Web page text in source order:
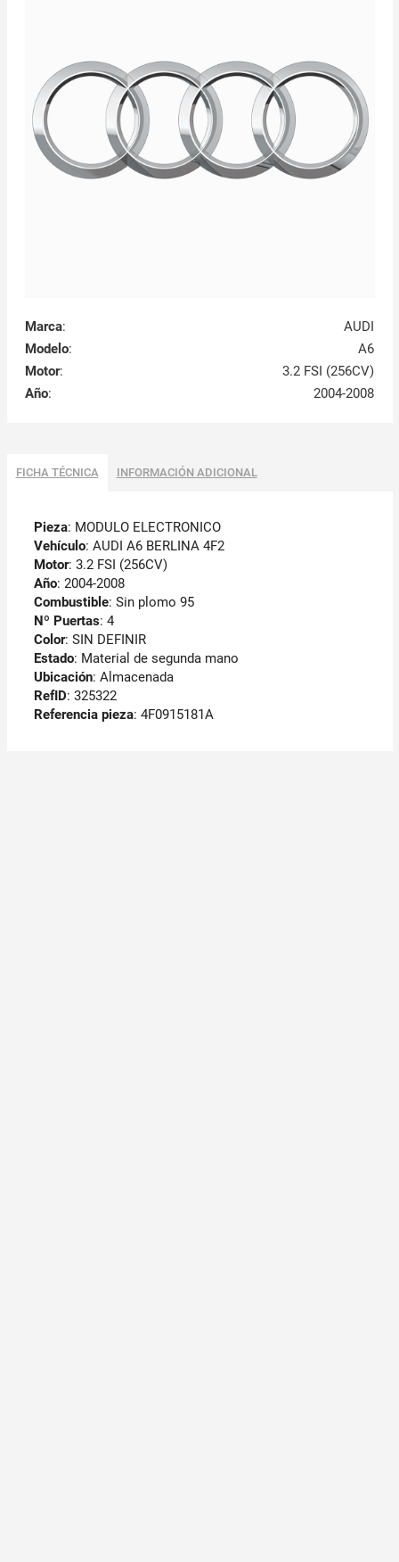
Marca:
AUDI
Modelo:
A6
Motor:
3.2 FSI (256CV)
Año: 2004-2008
FICHA TÉCNICA INFORMACIÓN ADICIONAL
Pieza: MODULO ELECTRONICO
Vehículo: AUDI A6 BERLINA 4F2
Motor: 3.2 FSI (256CV)
Año: 2004-2008
Combustible: Sin plomo 95
Nº Puertas: 4
Color: SIN DEFINIR
Estado: Material de segunda mano
Ubicación: Almacenada
RefID: 325322
Referencia pieza: 4F0915181A